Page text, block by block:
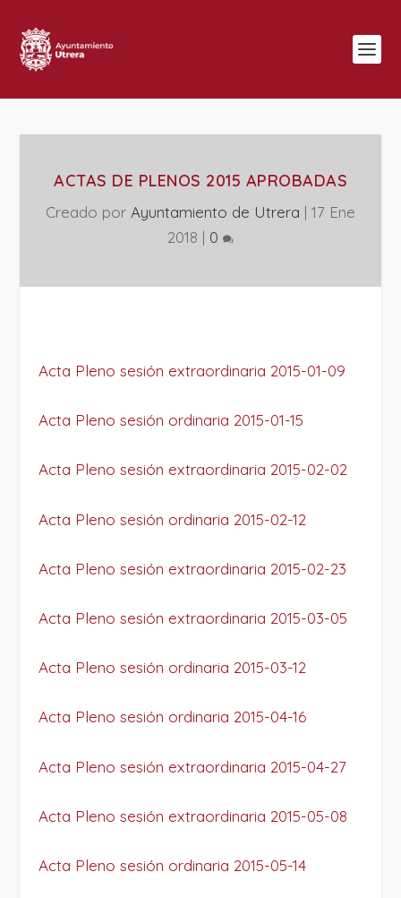
ACTAS DE PLENOS 2015 APROBADAS
Creado por Ayuntamiento de Utrera | 17 Ene
2018 | 0
Acta Pleno sesión extraordinaria 2015-01-09
Acta Pleno sesión ordinaria 2015-01-15
Acta Pleno sesión extraordinaria 2015-02-02
Acta Pleno sesión ordinaria 2015-02-12
Acta Pleno sesión extraordinaria 2015-02-23
Acta Pleno sesión extraordinaria 2015-03-05
Acta Pleno sesión ordinaria 2015-03-12
Acta Pleno sesión ordinaria 2015-04-16
Acta Pleno sesión extraordinaria 2015-04-27
Acta Pleno sesión extraordinaria 2015-05-08
Acta Pleno sesión ordinaria 2015-05-14